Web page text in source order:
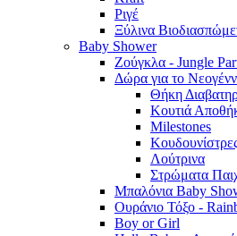
Ριγέ
Ξύλινα
Baby Shower
Ζούγκλα - Jungle
Δώρα για το
Θήκη
Κουτιά
Milestones
Λούτρινα
Στρώματα
Μπαλόνια Baby
Ουράνιο Τόξο -
Boy or Girl